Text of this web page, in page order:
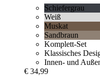
Schiefergrau
Weiß
Muskat
Sandbraun
Komplett-Set
Klassisches
Innen- und
€ 34,99